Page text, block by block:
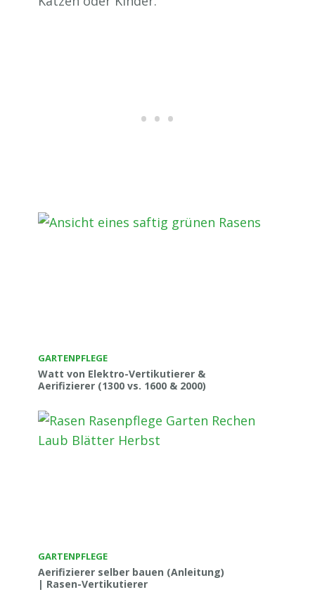
GARTENPFLEGE
Watt von Elektro-Vertikutierer &
Aerifizierer (1300 vs. 1600 & 2000)
GARTENPFLEGE
Aerifizierer selber bauen (Anleitung)
| Rasen-Vertikutierer